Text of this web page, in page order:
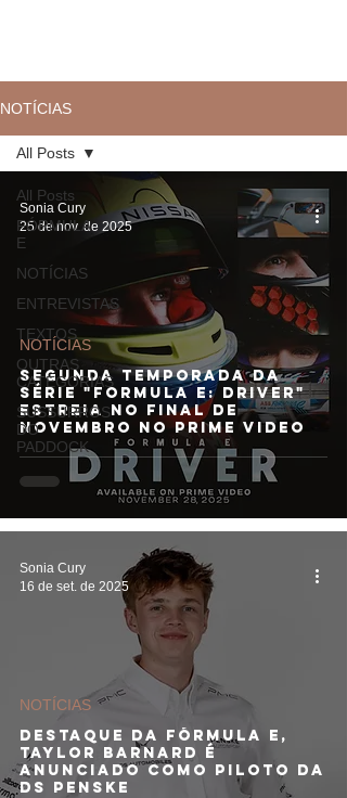
NOTÍCIAS
All Posts
FÓRMULA
E
NOTÍCIAS
ENTREVISTAS
TEXTOS
OUTRAS
CATEGORIAS
SUSSURROS
DO
PADDOCK
All Posts
Segunda temporada da
série "Formula E: Driver"
estreia no final de
novembro no Prime Video
NOTÍCIAS
Sonia Cury
25 de nov. de 2025
Destaque da Fórmula E,
Taylor Barnard é
anunciado como piloto da
DS Penske
NOTÍCIAS
Sonia Cury
16 de set. de 2025